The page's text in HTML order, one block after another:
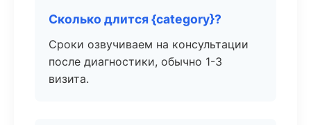
Сколько длится {category}?
Сроки озвучиваем на консультации
после диагностики, обычно 1-3
визита.